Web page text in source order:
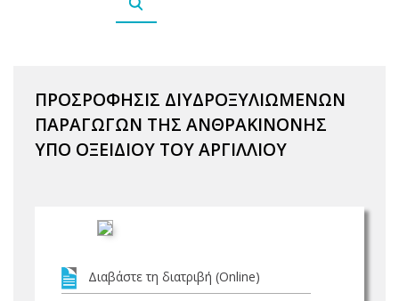
ΠΡΟΣΡΟΦΗΣΙΣ ΔΙΥΔΡΟΞΥΛΙΩΜΕΝΩΝ
ΠΑΡΑΓΩΓΩΝ ΤΗΣ ΑΝΘΡΑΚΙΝΟΝΗΣ
ΥΠΟ ΟΞΕΙΔΙΟΥ ΤΟΥ ΑΡΓΙΛΛΙΟΥ
Διαβάστε τη διατριβή (Online)